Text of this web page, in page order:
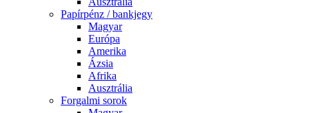
Papírpénz / bankjegy
Magyar
Európa
Amerika
Ázsia
Afrika
Ausztrália
Forgalmi sorok